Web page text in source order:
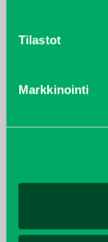
Tilastot
Markkinointi